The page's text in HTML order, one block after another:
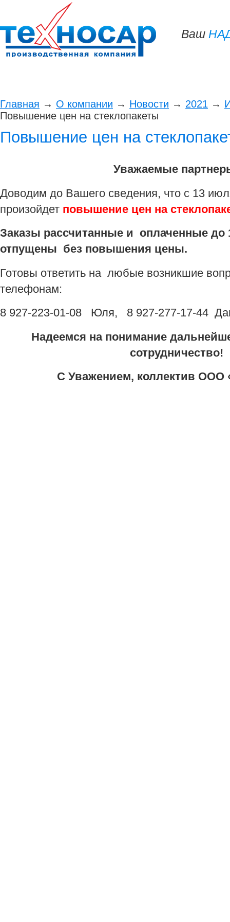
Ваш
Главная → O компании → Новости → 2021 →
Повышение цен на стеклопакеты
Повышение цен на
Уважаемые
Доводим до Вашего сведения, что с 13
произойдет повышение цен на
Заказы рассчитанные и оплаченные до
отпущены без повышения цены.
Готовы ответить на любые возникшие
телефонам:
8 927-223-01-08 Юля, 8 927-277-17-44
Надеемся на понимание
сотрудничество!
С Уважением, коллектив ООО